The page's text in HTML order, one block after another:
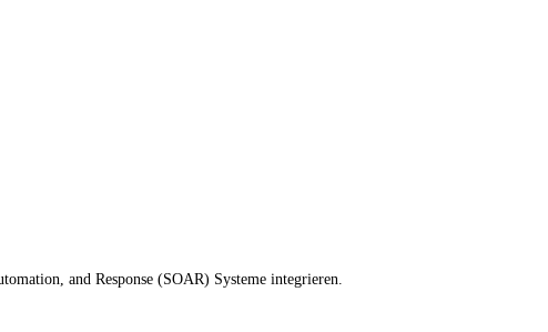
and Response (SOAR) Systeme integrieren.